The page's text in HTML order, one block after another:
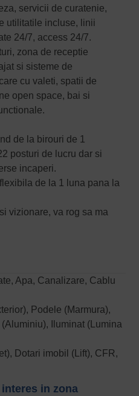
servicii de curatenie,
utilitatile incluse, linii
24/7, access 24/7.
zona de receptie
si sisteme de
cu valeti, spatii de
open space, bai si
de la birouri de 1
posturi de lucru dar si
incaperi.
de la 1 luna pana la
vizionare, va rog sa ma
Apa, Canalizare, Cablu
Podele (Marmura),
Iluminat (Lumina
Dotari imobil (Lift), CFR,
in zona